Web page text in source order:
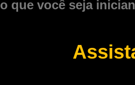
que você seja